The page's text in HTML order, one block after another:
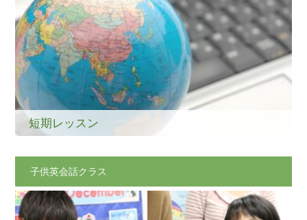
短期レッスン
子供英会話クラス